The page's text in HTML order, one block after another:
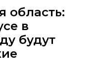
область:
в
будут